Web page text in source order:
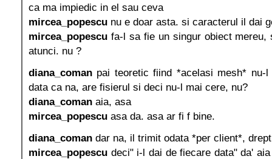
ca ma impiedic in el sau ceva
mircea_popescu nu e doar asta. si caracterul il dai
mircea_popescu fa-l sa fie un singur obiect
atunci. nu ?
diana_coman pai teoretic fiind *acelasi mesh* nu-
data ca na, are fisierul si deci nu-l mai cere, nu?
diana_coman aia, asa
mircea_popescu asa da. asa ar fi f bine.
diana_coman dar na, il trimit odata *per client*, drept
mircea_popescu deci" i-l dai de fiecare data" da'